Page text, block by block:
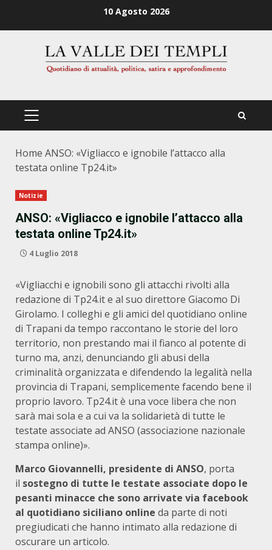
10 Agosto 2026
PRIMÄRES
Home ANSO: «Vigliacco e ignobile l’attacco alla
testata online Tp24.it»
Notizie
ANSO: «Vigliacco e ignobile l’attacco alla
testata online Tp24.it»
4 Luglio 2018
«Vigliacchi e ignobili sono gli attacchi rivolti alla
redazione di Tp24.it e al suo direttore Giacomo Di
Girolamo. I colleghi e gli amici del quotidiano online
di Trapani da tempo raccontano le storie del loro
territorio, non prestando mai il fianco al potente di
turno ma, anzi, denunciando gli abusi della
criminalità organizzata e difendendo la legalità nella
provincia di Trapani, semplicemente facendo bene il
proprio lavoro. Tp24.it è una voce libera che non
sarà mai sola e a cui va la solidarietà di tutte le
testate associate ad ANSO (associazione nazionale
stampa online)».
Marco Giovannelli, presidente di ANSO, porta
il sostegno di tutte le testate associate dopo le
pesanti minacce che sono arrivate via facebook
al quotidiano siciliano online da parte di noti
pregiudicati che hanno intimato alla redazione di
oscurare un articolo.